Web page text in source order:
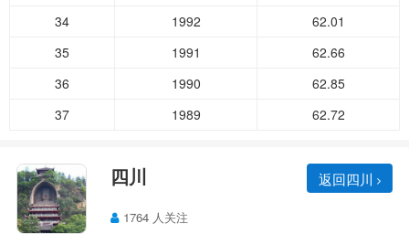
34
1992
62.01
35
1991
62.66
36
1990
62.85
37
1989 62.72
四川 返回四川
1764 人关注